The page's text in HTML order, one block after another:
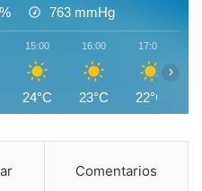
763 mmHg
15:00
24°C
16:00
23°C
17:00
22°C
›
Comentarios